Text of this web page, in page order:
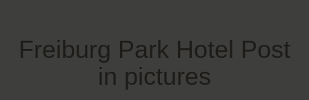
Freiburg Park Hotel Post
in pictures